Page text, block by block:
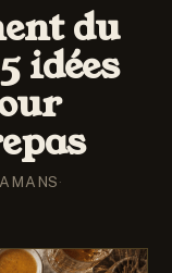
du
idées
·